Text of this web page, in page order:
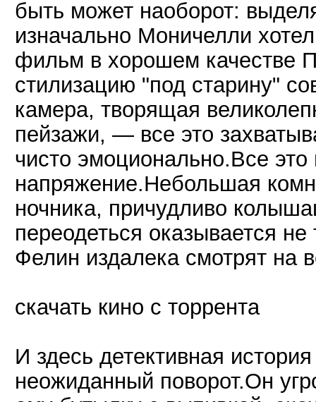
быть может наоборот:
изначально Моничелли
фильм в хорошем качестве
стилизацию "под старину"
камера, творящая
пейзажи, — все это
чисто эмоционально.Все это
напряжение.Небольшая
ночника, причудливо
переодеться оказывается
Фелин издалека смотрят на
скачать кино с торрента
И здесь детективная
неожиданный поворот.Он